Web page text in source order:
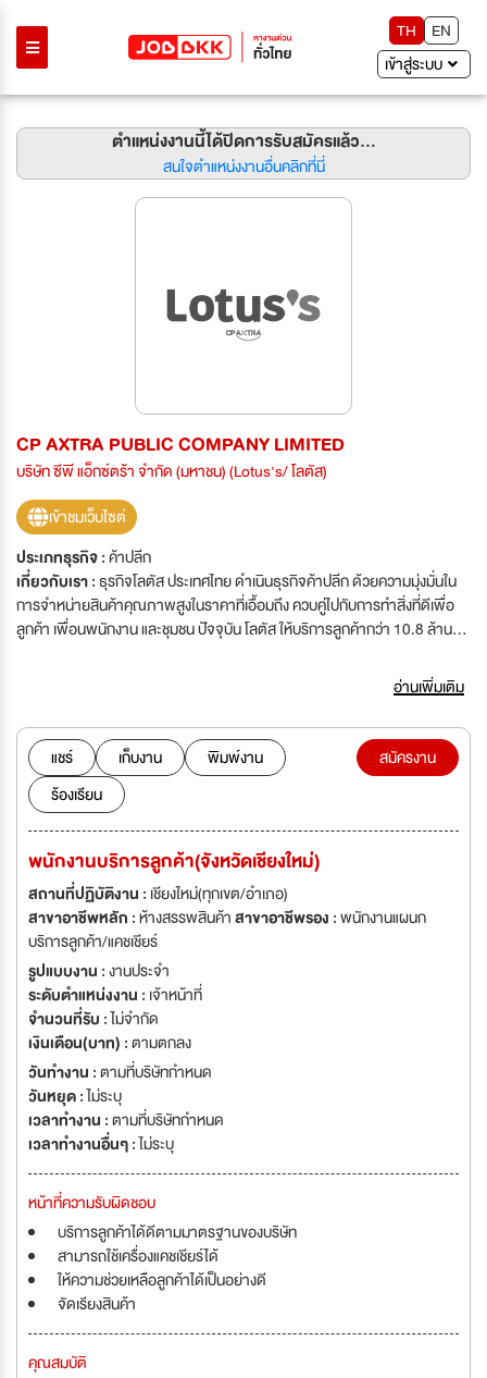
TH
EN
เข้าสู่ระบบ
ตำแหน่งงานนี้ได้ปิดการรับสมัครแล้ว...
สนใจตำแหน่งงานอื่นคลิกที่นี่
CP AXTRA PUBLIC COMPANY LIMITED
บริษัท ซีพี แอ็กซ์ตร้า จำกัด (มหาชน) (Lotus's/ โลตัส)
เข้าชมเว็บไซต์
ประเภทธุรกิจ :ค้าปลีก
เกี่ยวกับเรา :ธุรกิจโลตัส ประเทศไทย ดำเนินธุรกิจค้าปลีก ด้วยความมุ่งมั่นใน
การจำหน่ายสินค้าคุณภาพสูงในราคาที่เอื้อมถึง ควบคู่ไปกับการทำสิ่งที่ดีเพื่อ
ลูกค้า เพื่อนพนักงาน และชุมชน ปัจจุบัน โลตัส ให้บริการลูกค้ากว่า 10.8 ล้าน
ประเทศ และช่องทางออนไลน์ เพื่อตอบสนองไลฟ์สไตล์ที่แตกต่างกันของลูกค้า ส่ง
มอบความสะดวกสบาย และประสบการณ์การช้อปปิ้งแบบไร้รอยต่อ ไม่ว่าจะใช้
บริการที่ไหน เมื่อไหร่ ธุรกิจโลตัส ประเทศไทย อยู่ภายใต้เครือเจริญโภคภัณฑ์ ยึด
มั่นในปรัชญา 3 ประโยชน์สู่ความยั่งยืนของเครือฯ ที่มุ่งสร้างสรรค์ประโยชน์แก่
ประเทศชาติ สังคม และเครือฯ ประกอบกับหลักการบริหารจัดการคุณภาพโดย
รวม ภายใต้แนวทาง ซีพีสู่ความเป็นเลิศ (C.P. Excellence) เราให้ความสำคัญ
อย่างยิ่งกับการดำเนินธุรกิจอย่างยั่งยืน บนหลักธรรมาภิบาล ความโปร่งใส การ
ตรวจสอบได้และความรับผิดชอบ สอดคล้องกับกฎระเบียบ ข้อบังคับ มาตรฐาน
ของประเทศ
อ่านเพิ่มเติม
แชร์ เก็บงาน
พิมพ์งาน
ร้องเรียน
สมัครงาน
พนักงานบริการลูกค้า(จังหวัดเชียงใหม่)
สถานที่ปฏิบัติงาน : เชียงใหม่(ทุกเขต/อำเภอ)
สาขาอาชีพหลัก :ห้างสรรพสินค้าสาขาอาชีพรอง :พนักงานแผนก
บริการลูกค้า/แคชเชียร์
รูปแบบงาน :งานประจำ
ระดับตำแหน่งงาน : เจ้าหน้าที่
จำนวนที่รับ :ไม่จำกัด
เงินเดือน(บาท) :ตามตกลง
วันทำงาน :ตามที่บริษัทกำหนด
วันหยุด :ไม่ระบุ
เวลาทำงาน :ตามที่บริษัทกำหนด
เวลาทำงานอื่นๆ :ไม่ระบุ
หน้าที่ความรับผิดชอบ
บริการลูกค้าได้ดีตามมาตรฐานของบริษัท
สามารถใช้เครื่องแคชเชียร์ได้
ให้ความช่วยเหลือลูกค้าได้เป็นอย่างดี
จัดเรียงสินค้า
คุณสมบัติ